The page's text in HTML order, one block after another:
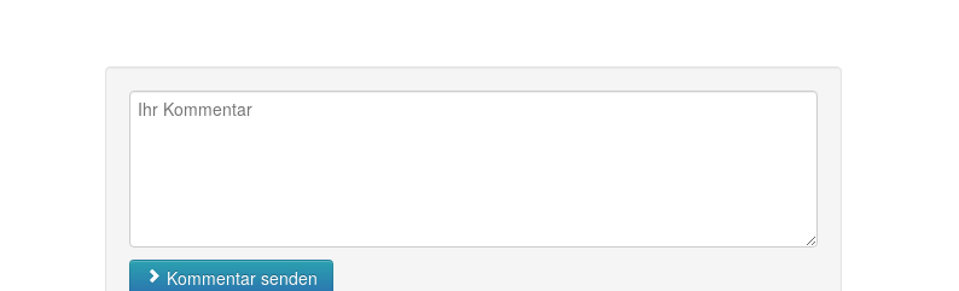
Kommentar senden